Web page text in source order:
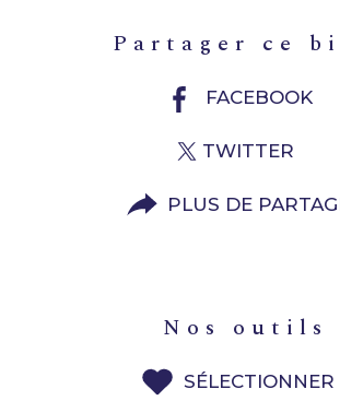
partager ce
FACEBOOK
TWITTER
PLUS DE
nos outils
SÉLECTIONNER